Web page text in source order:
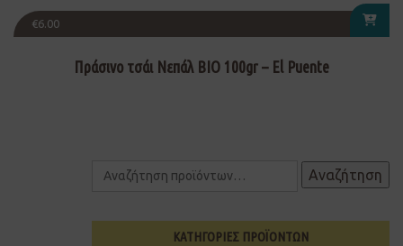
€6.00
Πράσινο τσάι Νεπάλ ΒΙΟ 100gr – El Puente
Αναζήτηση
ΚΑΤΗΓΟΡΙΕΣ ΠΡΟΪΟΝΤΩΝ